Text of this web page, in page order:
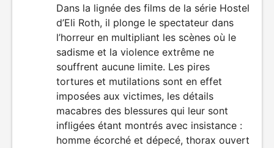
Dans la lignée des films de la série Hostel
d’Eli Roth, il plonge le spectateur dans
l’horreur en multipliant les scènes où le
sadisme et la violence extrême ne
souffrent aucune limite. Les pires
tortures et mutilations sont en effet
imposées aux victimes, les détails
macabres des blessures qui leur sont
infligées étant montrés avec insistance :
homme écorché et dépecé, thorax ouvert